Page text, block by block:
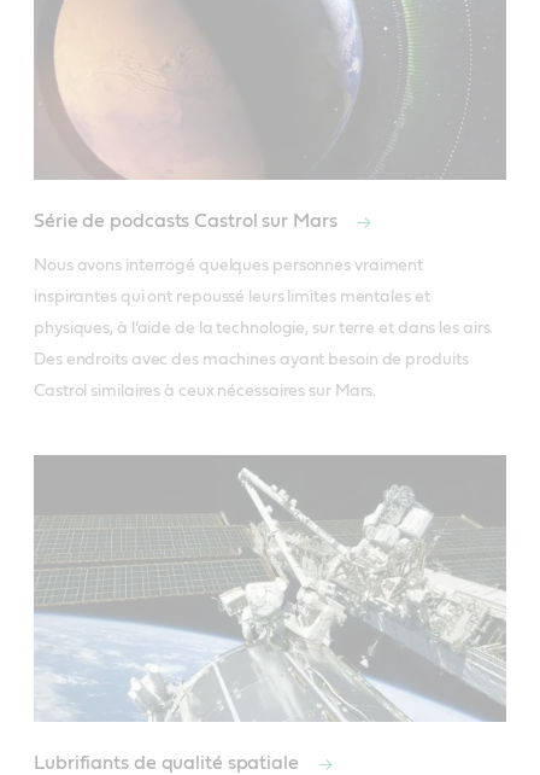
Série de podcasts Castrol sur Mars
Nous avons interrogé quelques personnes vraiment
inspirantes qui ont repoussé leurs limites mentales et
physiques, à l’aide de la technologie, sur terre et dans les airs.
Des endroits avec des machines ayant besoin de produits
Castrol similaires à ceux nécessaires sur Mars.
Lubrifiants de qualité spatiale